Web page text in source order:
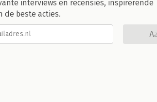
interviews en recensies, inspirerende
de beste acties.